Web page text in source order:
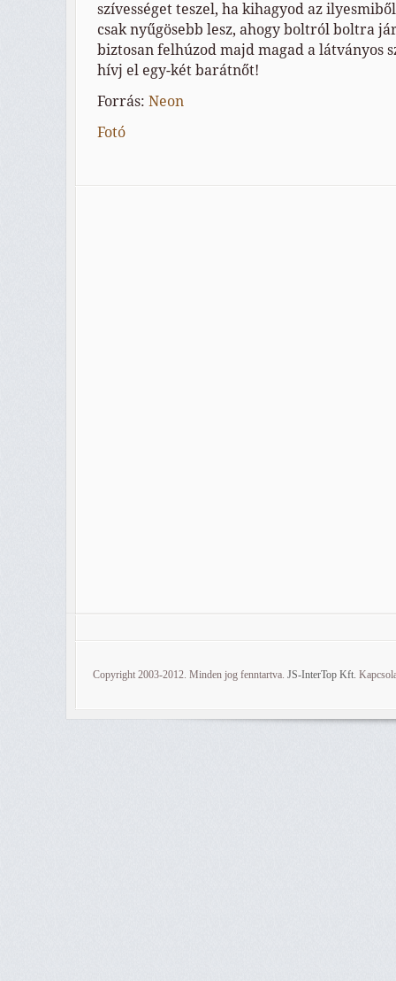
szívességet teszel, ha kihagyod az
csak nyűgösebb lesz, ahogy boltról boltra
biztosan felhúzod majd magad a látványos
hívj el egy-két barátnőt!
Forrás: Neon
Fotó
Copyright 2003-2012. Minden jog fenntartva. JS-InterTop Kft.